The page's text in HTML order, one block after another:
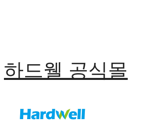
하드웰 공식몰